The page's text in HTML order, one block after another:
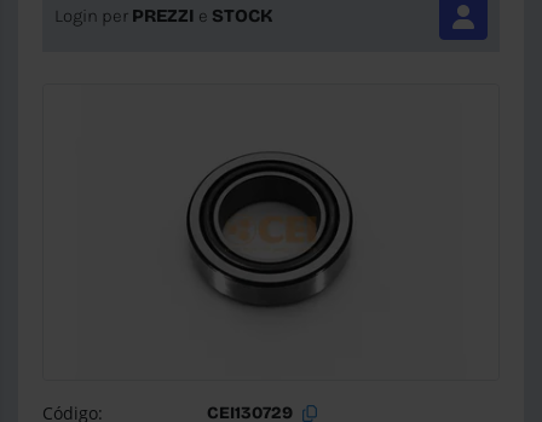
Login per PREZZI e STOCK
Código: CEI130729